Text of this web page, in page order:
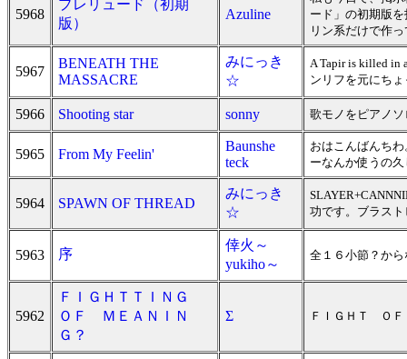
5968
プレリュード（初期
版）
Azuline
ード」の初期版
リン系だけで作
5967
BENEATH THE
MASSACRE
みにっき
☆
A Tapir is killed
ンリフを元にち
5966 Shooting star sonny 歌モノをピアノ
5965 From My Feelin'
Baunshe
teck
おはこんばんち
ーなんか使うの
5964 SPAWN OF THREAD
みにっき
☆
功です。ブラス
5963 序
倖火～
yukiho～
全１６小節？か
5962
ＦＩＧＨＴＴＩＮＧ
ＯＦ ＭＥＡＮＩＮ
Ｇ？
Σ ＦＩＧＨＴ ＯＦ